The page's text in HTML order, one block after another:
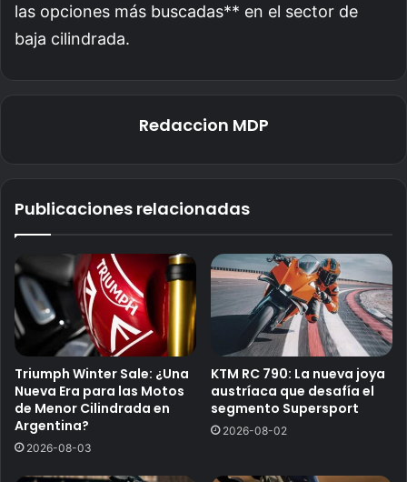
las opciones más buscadas** en el sector de
baja cilindrada.
Redaccion MDP
Publicaciones relacionadas
Triumph Winter Sale: ¿Una
Nueva Era para las Motos
de Menor Cilindrada en
Argentina?
2026-08-03
KTM RC 790: La nueva joya
austríaca que desafía el
segmento Supersport
2026-08-02